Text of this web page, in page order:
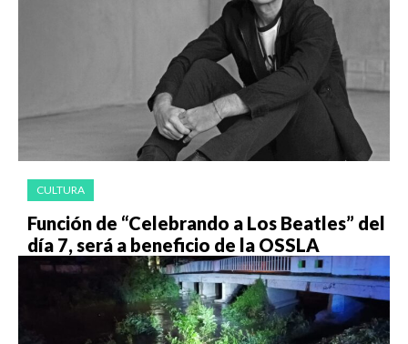
CULTURA
Función de “Celebrando a Los Beatles” del
día 7, será a beneficio de la OSSLA